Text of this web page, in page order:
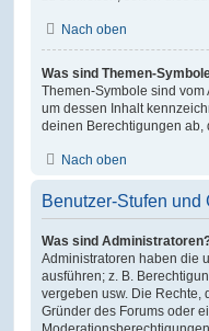
Nach oben
Was sind Themen-
Themen-Symbole sind
um dessen Inhalt
deinen Berechtigungen ab,
Nach oben
Benutzer-Stufen und
Was sind
Administratoren haben die
ausführen; z. B.
vergeben usw. Die Rechte,
Gründer des Forums oder